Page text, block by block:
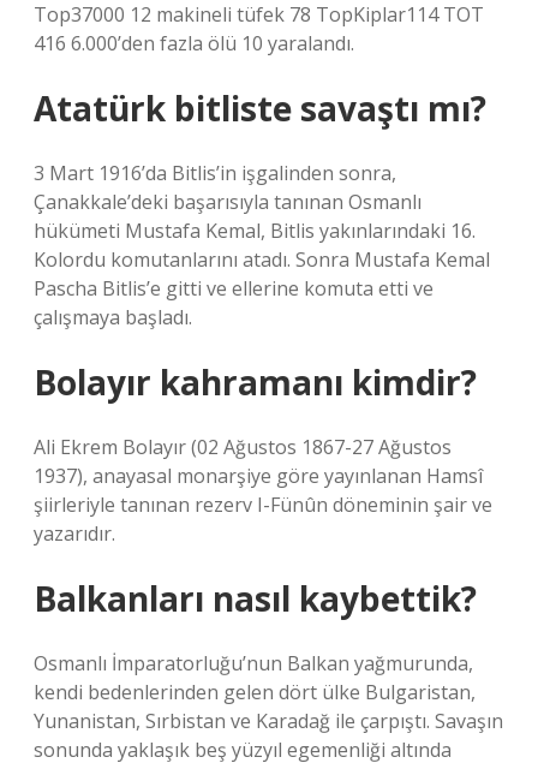
Top37000 12 makineli tüfek 78 TopKiplar114 TOT
416 6.000’den fazla ölü 10 yaralandı.
Atatürk bitliste savaştı mı?
3 Mart 1916’da Bitlis’in işgalinden sonra,
Çanakkale’deki başarısıyla tanınan Osmanlı
hükümeti Mustafa Kemal, Bitlis yakınlarındaki 16.
Kolordu komutanlarını atadı. Sonra Mustafa Kemal
Pascha Bitlis’e gitti ve ellerine komuta etti ve
çalışmaya başladı.
Bolayır kahramanı kimdir?
Ali Ekrem Bolayır (02 Ağustos 1867-27 Ağustos
1937), anayasal monarşiye göre yayınlanan Hamsî
şiirleriyle tanınan rezerv I-Fünûn döneminin şair ve
yazarıdır.
Balkanları nasıl kaybettik?
Osmanlı İmparatorluğu’nun Balkan yağmurunda,
kendi bedenlerinden gelen dört ülke Bulgaristan,
Yunanistan, Sırbistan ve Karadağ ile çarpıştı. Savaşın
sonunda yaklaşık beş yüzyıl egemenliği altında